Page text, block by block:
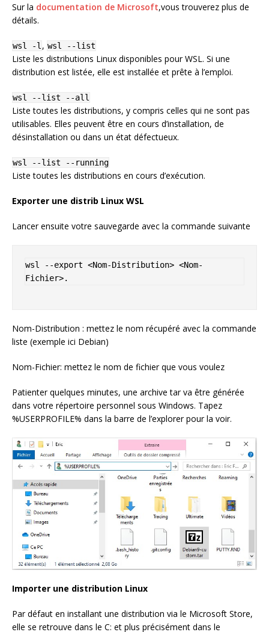
Sur la documentation de Microsoft,vous trouverez plus de
détails.
wsl -l , wsl --list
Liste les distributions Linux disponibles pour WSL. Si une
distribution est listée, elle est installée et prête à l’emploi.
wsl --list --all
Liste toutes les distributions, y compris celles qui ne sont pas
utilisables. Elles peuvent être en cours d’installation, de
désinstallation ou dans un état défectueux.
wsl --list --running
Liste toutes les distributions en cours d’exécution.
Exporter une distrib Linux WSL
Lancer ensuite votre sauvegarde avec la commande suivante
wsl --export <Nom-Distribution> <Nom-
Fichier>.
Nom-Distribution : mettez le nom récupéré avec la commande
liste (exemple ici Debian)
Nom-Fichier: mettez le nom de fichier que vous voulez
Patienter quelques minutes, une archive tar va être générée
dans votre répertoire personnel sous Windows. Tapez
%USERPROFILE% dans la barre de l’explorer pour la voir.
Importer une distribution Linux
Par défaut en installant une distribution via le Microsoft Store,
elle se retrouve dans le C: et plus précisément dans le